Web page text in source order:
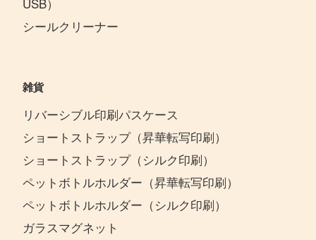
シールクリーナー
雑貨
リバーシブル印刷パスケース
ショートストラップ（昇華転写印刷）
ショートストラップ（シルク印刷）
ペットボトルホルダー（昇華転写印刷）
ペットボトルホルダー（シルク印刷）
ガラスマグネット